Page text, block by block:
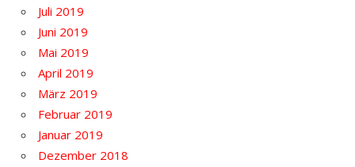
Juli 2019
Juni 2019
Mai 2019
April 2019
März 2019
Februar 2019
Januar 2019
Dezember 2018